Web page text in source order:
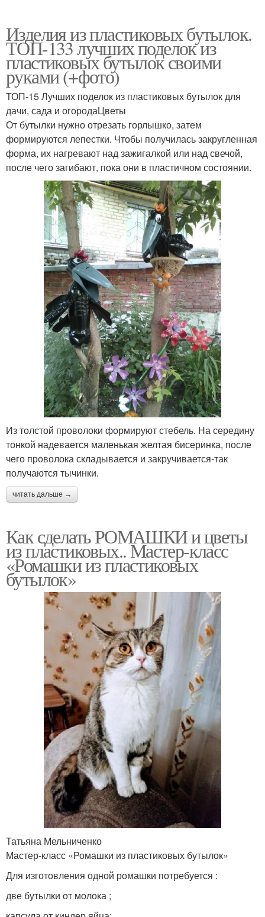
Изделия из пластиковых бутылок.
ТОП-133 лучших поделок из
пластиковых бутылок своими
руками (+фото)
ТОП-15 Лучших поделок из пластиковых бутылок для
дачи, сада и огородаЦветы
От бутылки нужно отрезать горлышко, затем
формируются лепестки. Чтобы получилась закругленная
форма, их нагревают над зажигалкой или над свечой,
после чего загибают, пока они в пластичном состоянии.
Из толстой проволоки формируют стебель. На середину
тонкой надевается маленькая желтая бисеринка, после
чего проволока складывается и закручивается-так
получаются тычинки.
читать дальше →
Как сделать РОМАШКИ и цветы
из пластиковых.. Мастер-класс
«Ромашки из пластиковых
бутылок»
Татьяна Мельниченко
Мастер-класс «Ромашки из пластиковых бутылок»
Для изготовления одной ромашки потребуется :
две бутылки от молока ;